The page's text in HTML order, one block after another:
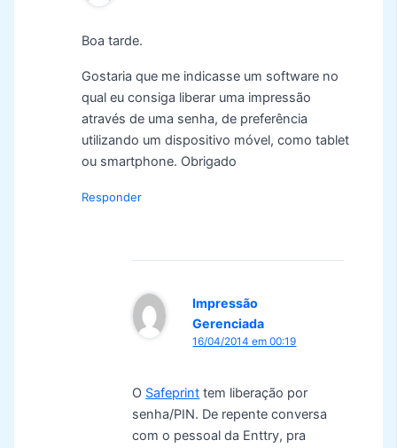
Boa tarde.
Gostaria que me indicasse um software no
qual eu consiga liberar uma impressão
através de uma senha, de preferência
utilizando um dispositivo móvel, como tablet
ou smartphone. Obrigado
Responder
Impressão
Gerenciada
16/04/2014 em 00:19
O Safeprint tem liberação por
senha/PIN. De repente conversa
com o pessoal da Enttry, pra